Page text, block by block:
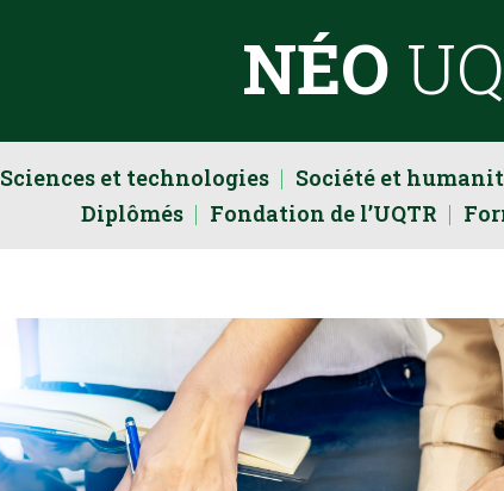
NÉO
Sciences et technologies Société et
Diplômés
Fondation de l’UQTR